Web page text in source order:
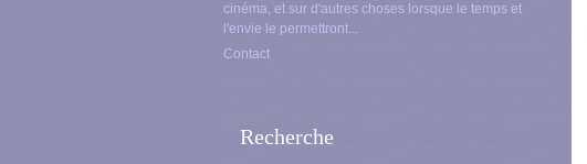
cinéma, et sur d'autres choses lorsque le temps et
l'envie le permettront...
Contact
Recherche